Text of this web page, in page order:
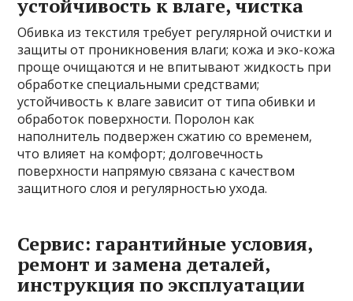
устойчивость к влаге, чистка
Обивка из текстиля требует регулярной очистки и
защиты от проникновения влаги; кожа и эко-кожа
проще очищаются и не впитывают жидкость при
обработке специальными средствами;
устойчивость к влаге зависит от типа обивки и
обработок поверхности. Поролон как
наполнитель подвержен сжатию со временем,
что влияет на комфорт; долговечность
поверхности напрямую связана с качеством
защитного слоя и регулярностью ухода.
Сервис: гарантийные условия,
ремонт и замена деталей,
инструкция по эксплуатации